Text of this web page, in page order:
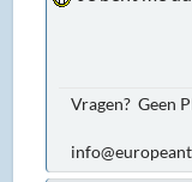
Vragen? Geen